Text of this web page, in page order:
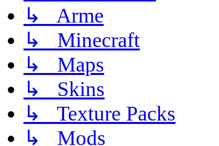
↳ Arme
↳ Minecraft
↳ Maps
↳ Skins
↳ Texture Packs
↳ Mods